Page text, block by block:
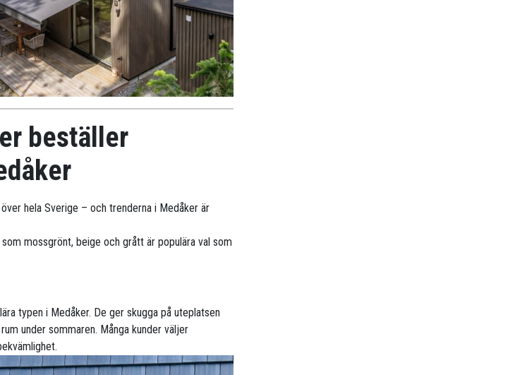
beställer
hela Sverige – och trenderna i Medåker är
mossgrönt, beige och grått är populära val som
typen i Medåker. De ger skugga på uteplatsen
under sommaren. Många kunder väljer